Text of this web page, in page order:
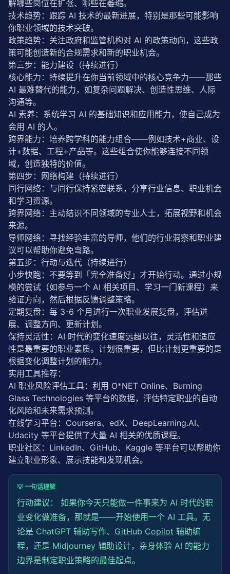
解哪些岗位在扩张、哪些在萎缩。
技术趋势：跟踪 AI 技术的最新进展，特别是那些可能影响
你职业领域的技术突破。
政策趋势：关注政府和监管机构对 AI 的政策动向，这些政
策可能创造新的合规需求和新的职业机会。
第三步：能力建设（持续进行）
核心能力：持续提升在你当前领域中的核心竞争力——那些
AI 最难替代的能力，如复杂问题解决、创造性思维、人际
沟通等。
AI 素养：系统学习 AI 的基础知识和应用能力，使自己成为
会用 AI 的人。
跨界能力：培养跨学科的能力组合——例如技术+商业、设
计+数据、工程+产品等。这些组合使你能够连接不同领
域，创造独特的价值。
第四步：网络构建（持续进行）
同行网络：与同行保持紧密联系，分享行业信息、职业机会
和学习资源。
跨界网络：主动结识不同领域的专业人士，拓展视野和机会
来源。
导师网络：寻找经验丰富的导师，他们的行业洞察和职业建
议可以帮助你避免弯路。
第五步：行动与迭代（持续进行）
小步快跑：不要等到「完全准备好」才开始行动。通过小规
模的尝试（如参与一个 AI 相关项目、学习一门新课程）来
验证方向，然后根据反馈调整策略。
定期复盘：每 3-6 个月进行一次职业发展复盘，评估进
展、调整方向、更新计划。
保持灵活性：AI 时代的变化速度远超以往，灵活性和适应
性是最重要的职业素质。计划很重要，但比计划更重要的是
根据变化调整计划的能力。
实用工具推荐：
AI 职业风险评估工具：利用 O*NET Online、Burning
Glass Technologies 等平台的数据，评估特定职业的自动
化风险和未来需求预测。
在线学习平台：Coursera、edX、DeepLearning.AI、
Udacity 等平台提供了大量 AI 相关的优质课程。
职业社区：LinkedIn、GitHub、Kaggle 等平台可以帮助你
建立职业形象、展示技能和发现机会。
💡 一句话理解
行动建议： 如果你今天只能做一件事来为 AI 时代的职
业变化做准备，那就是——开始使用一个 AI 工具。无
论是 ChatGPT 辅助写作、 GitHub Copilot 辅助编
程，还是 Midjourney 辅助设计，亲身体验 AI 的能力
边界是制定职业策略的最佳起点。